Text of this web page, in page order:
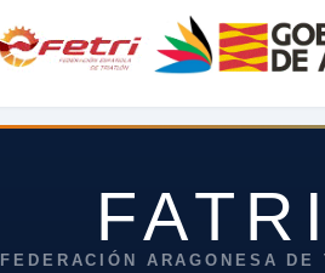
FATRI
FEDERACIÓN ARAGONESA DE